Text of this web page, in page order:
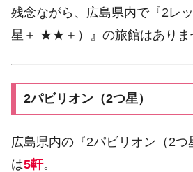
残念ながら、広島県内で『2レ
星＋ ★★＋）』の旅館はありま
2パビリオン（2つ星）
広島県内の『2パビリオン（2
は5軒。